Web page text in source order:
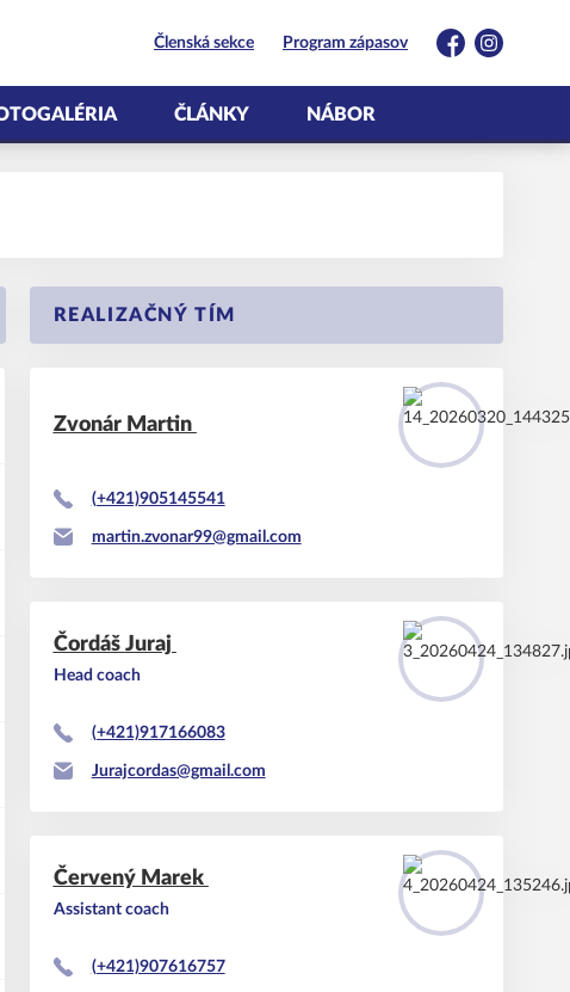
Členská sekce Program zápasov
FacebookInstagram
ČLÁNKY NÁBOR
REALIZAČNÝ TÍM
Martin
Zvonár
(+421)905145541
martin.zvonar99@gmail.com
Juraj
Čordáš
Head coach
(+421)917166083
Jurajcordas@gmail.com
Marek
Červený
Assistant coach
(+421)907616757